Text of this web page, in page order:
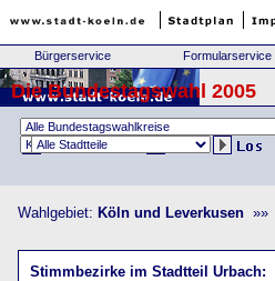
Bürgerservice Formularservice
Die Bundestagswahl 2005
Wahlgebiet: Köln und Leverkusen »»
Stimmbezirke im Stadtteil Urbach: